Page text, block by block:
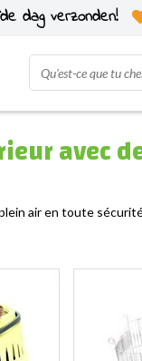
dag verzonden!
stock
avec
air en toute